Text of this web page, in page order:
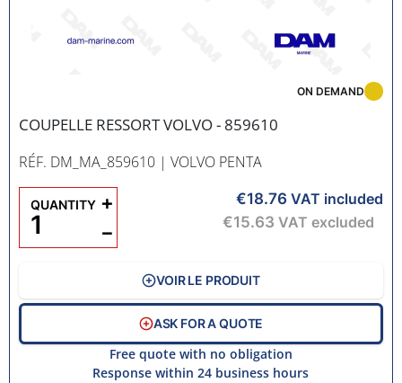
COUPELLE RESSORT VOLVO - 859610
RÉF. DM_MA_859610 | VOLVO PENTA
ON DEMAND
€18.76 VAT included
€15.63 VAT excluded
QUANTITY
−
+
VOIR LE PRODUIT
ASK FOR A QUOTE
Free quote with no obligation
Response within 24 business hours